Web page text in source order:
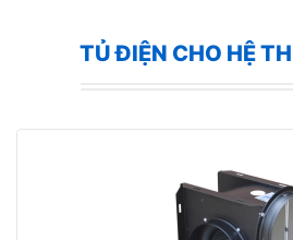
TỦ ĐIỆN CHO HỆ